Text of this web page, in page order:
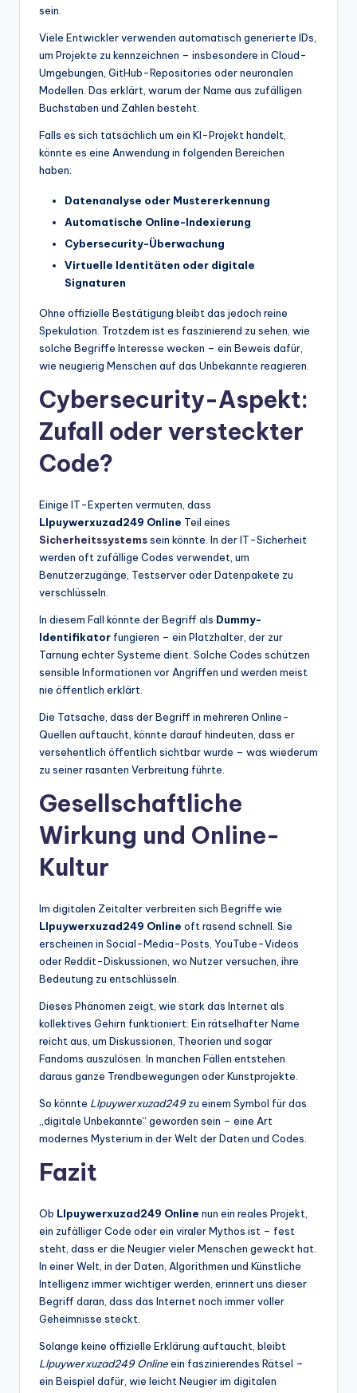
sein.
Viele Entwickler verwenden automatisch generierte IDs,
um Projekte zu kennzeichnen – insbesondere in Cloud-
Umgebungen, GitHub-Repositories oder neuronalen
Modellen. Das erklärt, warum der Name aus zufälligen
Buchstaben und Zahlen besteht.
Falls es sich tatsächlich um ein KI-Projekt handelt,
könnte es eine Anwendung in folgenden Bereichen
haben:
Datenanalyse oder Mustererkennung
Automatische Online-Indexierung
Cybersecurity-Überwachung
Virtuelle Identitäten oder digitale
Signaturen
Ohne offizielle Bestätigung bleibt das jedoch reine
Spekulation. Trotzdem ist es faszinierend zu sehen, wie
solche Begriffe Interesse wecken – ein Beweis dafür,
wie neugierig Menschen auf das Unbekannte reagieren.
Cybersecurity-Aspekt:
Zufall oder versteckter
Code?
Einige IT-Experten vermuten, dass
Llpuywerxuzad249 Online Teil eines
Sicherheitssystemssein könnte. In der IT-Sicherheit
werden oft zufällige Codes verwendet, um
Benutzerzugänge, Testserver oder Datenpakete zu
verschlüsseln.
In diesem Fall könnte der Begriff als Dummy-
Identifikator fungieren – ein Platzhalter, der zur
Tarnung echter Systeme dient. Solche Codes schützen
sensible Informationen vor Angriffen und werden meist
nie öffentlich erklärt.
Die Tatsache, dass der Begriff in mehreren Online-
Quellen auftaucht, könnte darauf hindeuten, dass er
versehentlich öffentlich sichtbar wurde – was wiederum
zu seiner rasanten Verbreitung führte.
Gesellschaftliche
Wirkung und Online-
Kultur
Im digitalen Zeitalter verbreiten sich Begriffe wie
Llpuywerxuzad249 Online oft rasend schnell. Sie
erscheinen in Social-Media-Posts, YouTube-Videos
oder Reddit-Diskussionen, wo Nutzer versuchen, ihre
Bedeutung zu entschlüsseln.
Dieses Phänomen zeigt, wie stark das Internet als
kollektives Gehirn funktioniert: Ein rätselhafter Name
reicht aus, um Diskussionen, Theorien und sogar
Fandoms auszulösen. In manchen Fällen entstehen
daraus ganze Trendbewegungen oder Kunstprojekte.
So könnte Llpuywerxuzad249zu einem Symbol für das
„digitale Unbekannte“ geworden sein – eine Art
modernes Mysterium in der Welt der Daten und Codes.
Fazit
Ob Llpuywerxuzad249 Online nun ein reales Projekt,
ein zufälliger Code oder ein viraler Mythos ist – fest
steht, dass er die Neugier vieler Menschen geweckt hat.
In einer Welt, in der Daten, Algorithmen und Künstliche
Intelligenz immer wichtiger werden, erinnert uns dieser
Begriff daran, dass das Internet noch immer voller
Geheimnisse steckt.
Solange keine offizielle Erklärung auftaucht, bleibt
Llpuywerxuzad249 Onlineein faszinierendes Rätsel –
ein Beispiel dafür, wie leicht Neugier im digitalen